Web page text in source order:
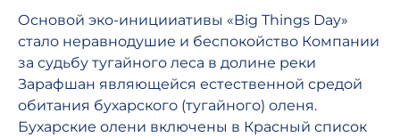
Основой эко-иницииативы «Big Things Day»
стало неравнодушие и беспокойство Компании
за судьбу тугайного леса в долине реки
Зарафшан являющейся естественной средой
обитания бухарского (тугайного) оленя.
Бухарские олени включены в Красный список